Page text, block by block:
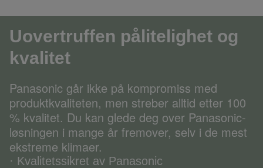
Uovertruffen pålitelighet og
kvalitet
Panasonic går ikke på kompromiss med
produktkvaliteten, men streber alltid etter 100
% kvalitet. Du kan glede deg over Panasonic-
løsningen i mange år fremover, selv i de mest
ekstreme klimaer.
· Kvalitetssikret av Panasonic